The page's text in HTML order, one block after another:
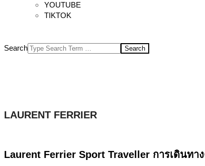
YOUTUBE
TIKTOK
Search
LAURENT FERRIER
Laurent Ferrier Sport Traveller การเดินท